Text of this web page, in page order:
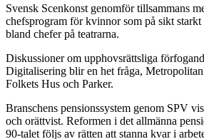
Svensk Scenkonst genomför tillsammans
chefsprogram för kvinnor som på sikt starkt
bland chefer på teatrarna.
Diskussioner om upphovsrättsliga
Digitalisering blir en het fråga,
Folkets Hus och Parker.
Branschens pensionssystem genom SPV
och orättvist. Reformen i det allmänna
90-talet följs av rätten att stanna kvar i